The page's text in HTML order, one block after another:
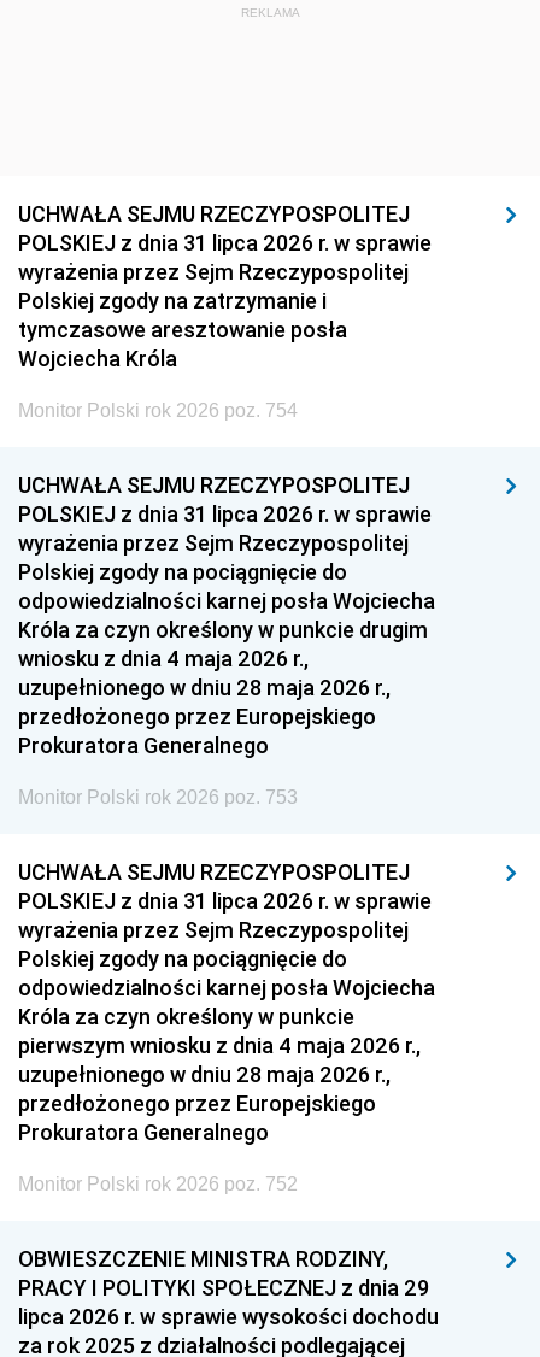
REKLAMA
UCHWAŁA SEJMU RZECZYPOSPOLITEJ
POLSKIEJ z dnia 31 lipca 2026 r. w sprawie
wyrażenia przez Sejm Rzeczypospolitej
Polskiej zgody na zatrzymanie i
tymczasowe aresztowanie posła
Wojciecha Króla
Monitor Polski rok 2026 poz. 754
UCHWAŁA SEJMU RZECZYPOSPOLITEJ
POLSKIEJ z dnia 31 lipca 2026 r. w sprawie
wyrażenia przez Sejm Rzeczypospolitej
Polskiej zgody na pociągnięcie do
odpowiedzialności karnej posła Wojciecha
Króla za czyn określony w punkcie drugim
wniosku z dnia 4 maja 2026 r.,
uzupełnionego w dniu 28 maja 2026 r.,
przedłożonego przez Europejskiego
Prokuratora Generalnego
Monitor Polski rok 2026 poz. 753
UCHWAŁA SEJMU RZECZYPOSPOLITEJ
POLSKIEJ z dnia 31 lipca 2026 r. w sprawie
wyrażenia przez Sejm Rzeczypospolitej
Polskiej zgody na pociągnięcie do
odpowiedzialności karnej posła Wojciecha
Króla za czyn określony w punkcie
pierwszym wniosku z dnia 4 maja 2026 r.,
uzupełnionego w dniu 28 maja 2026 r.,
przedłożonego przez Europejskiego
Prokuratora Generalnego
Monitor Polski rok 2026 poz. 752
OBWIESZCZENIE MINISTRA RODZINY,
PRACY I POLITYKI SPOŁECZNEJ z dnia 29
lipca 2026 r. w sprawie wysokości dochodu
za rok 2025 z działalności podlegającej